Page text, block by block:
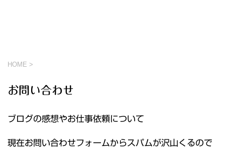
HOME >
お問い合わせ
ブログの感想やお仕事依頼について
現在お問い合わせフォームからスパムが沢山くるので